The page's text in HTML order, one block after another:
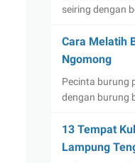
seiring dengan
Cara Melatih
Ngomong
Pecinta burung
dengan burung
13 Tempat
Lampung